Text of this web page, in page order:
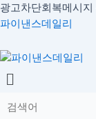
광고차단회복메시지
파이낸스데일리
Menu
글
비